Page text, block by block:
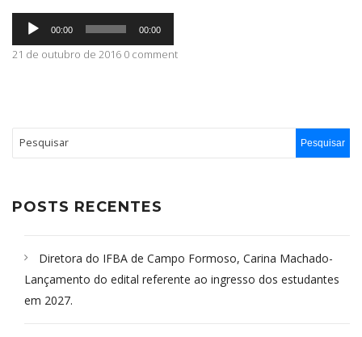
CONTATO
Tocador
áudio
00:00 00:00
21 de outubro de 2016 0 comment
POSTS RECENTES
Diretora do IFBA de Campo Formoso, Carina Machado-
Lançamento do edital referente ao ingresso dos estudantes
em 2027.